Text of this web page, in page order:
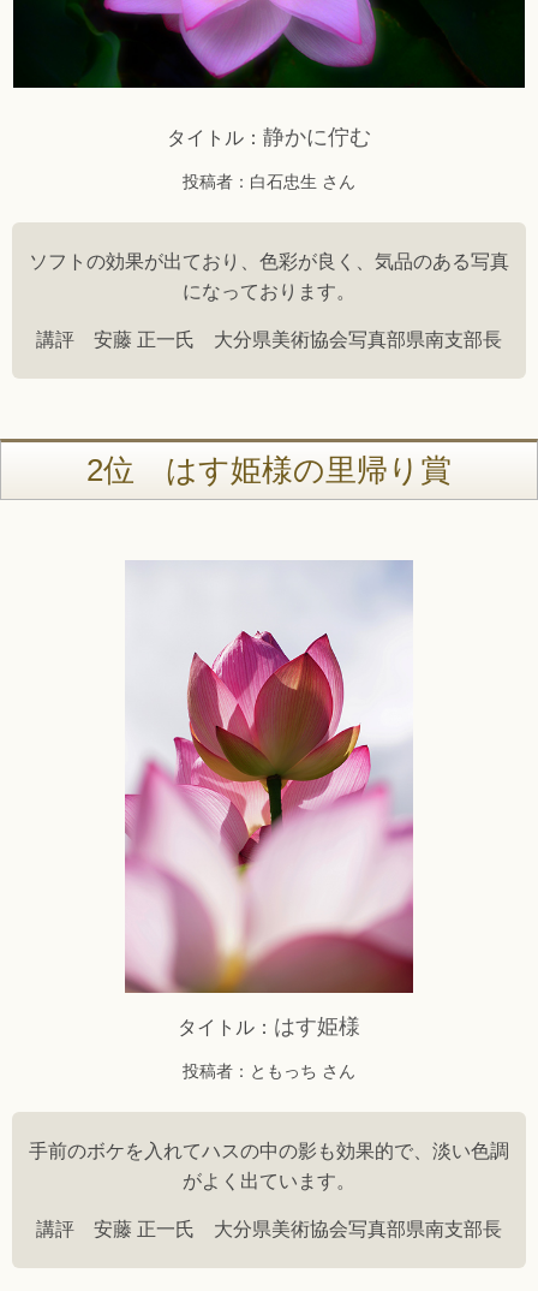
タイトル： 静かに佇む
投稿者：白石忠生 さん
ソフトの効果が出ており、色彩が良く、気品のある写真
になっております。
講評 安藤 正一氏 大分県美術協会写真部県南支部長
2位 はす姫様の里帰り賞
タイトル： はす姫様
投稿者：ともっち さん
手前のボケを入れてハスの中の影も効果的で、淡い色調
がよく出ています。
講評 安藤 正一氏 大分県美術協会写真部県南支部長